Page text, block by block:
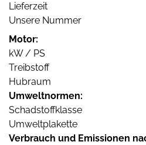
Lieferzeit
Unsere Nummer
Motor:
kW / PS
Treibstoff
Hubraum
Umweltnormen:
Schadstoffklasse
Umweltplakette
Verbrauch und Emissionen